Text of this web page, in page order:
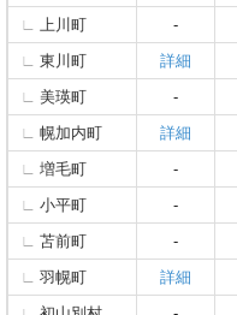
上川町
-
東川町
詳細
美瑛町
-
幌加内町
詳細
増毛町
-
小平町
-
苫前町
-
羽幌町
詳細